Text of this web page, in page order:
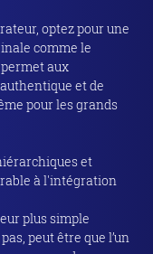
optez pour une
comme le
aux
et de
pour les grands
et
à l'intégration
plus simple
peut être que l’un